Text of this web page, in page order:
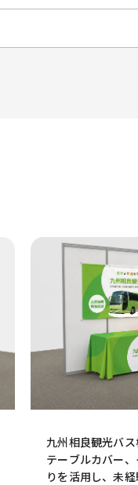
九州相良観光バス
テーブルカバー
りを活用し、未